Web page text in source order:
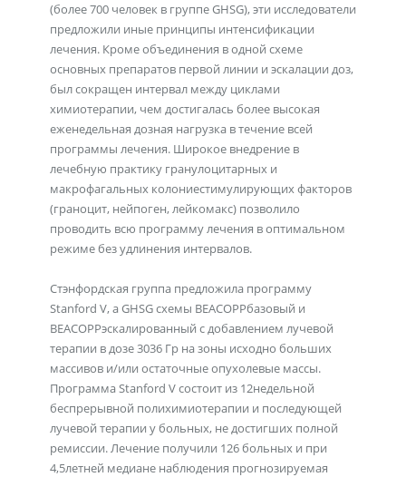
(более 700 человек в группе GHSG), эти исследователи
предложили иные принципы интенсификации
лечения. Кроме объединения в одной схеме
основных препаратов первой линии и эскалации доз,
был сокращен интервал между циклами
химиотерапии, чем достигалась более высокая
еженедельная дозная нагрузка в течение всей
программы лечения. Широкое внедрение в
лечебную практику гранулоцитарных и
макрофагальных колониестимулирующих факторов
(граноцит, нейпоген, лейкомакс) позволило
проводить всю программу лечения в оптимальном
режиме без удлинения интервалов.
Стэнфордская группа предложила программу
Stanford V, а GHSG схемы ВЕАСОРРбазовый и
ВЕАСОРРэскалированный с добавлением лучевой
терапии в дозе 3036 Гр на зоны исходно больших
массивов и/или остаточные опухолевые массы.
Программа Stanford V состоит из 12недельной
беспрерывной полихимиотерапии и последующей
лучевой терапии у больных, не достигших полной
ремиссии. Лечение получили 126 больных и при
4,5летней медиане наблюдения прогнозируемая